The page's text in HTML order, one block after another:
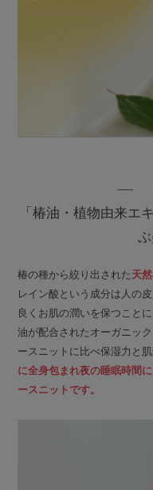
「椿油・植物由来エ
椿の種から絞り出された 天
レイン酸という成分は人の
良くお肌の潤いを保つこと
油が配合されたオーガニッ
ースニットに比べ保湿力と
に全身包まれ夜の睡眠時間
ースニットです。